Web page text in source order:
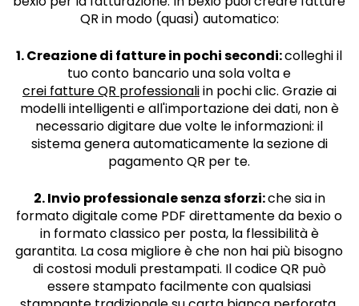
QR in modo (quasi) automatico:
1. Creazione di fatture in pochi secondi:colleghi il
tuo conto bancario una sola volta e
crei fatture QR professionaliin pochi clic. Grazie ai
modelli intelligenti e all'importazione dei dati, non è
necessario digitare due volte le informazioni: il
sistema genera automaticamente la sezione di
pagamento QR per te.
2. Invio professionale senza sforzi:che sia in
formato digitale come PDF direttamente da bexio o
in formato classico per posta, la flessibilità è
garantita. La cosa migliore è che non hai più bisogno
di costosi moduli prestampati. Il codice QR può
essere stampato facilmente con qualsiasi